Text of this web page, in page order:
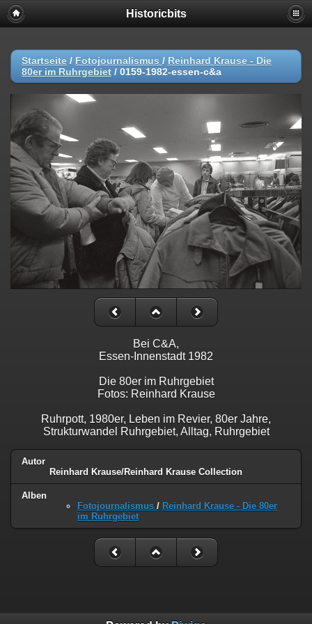
Historicbits
Startseite / Fotojournalismus / Reinhard Krause - Die
80er im Ruhrgebiet / 0159-1982-essen-c&a
Bei C&A,
Essen-Innenstadt 1982
Die 80er im Ruhrgebiet
Fotos: Reinhard Krause
Ruhrpott, 1980er, Leben im Revier, 80er Jahre,
Strukturwandel Ruhrgebiet, Alltag, Ruhrgebiet
Autor
Reinhard Krause/Reinhard Krause Collection
Alben
Fotojournalismus / Reinhard Krause - Die 80er
im Ruhrgebiet